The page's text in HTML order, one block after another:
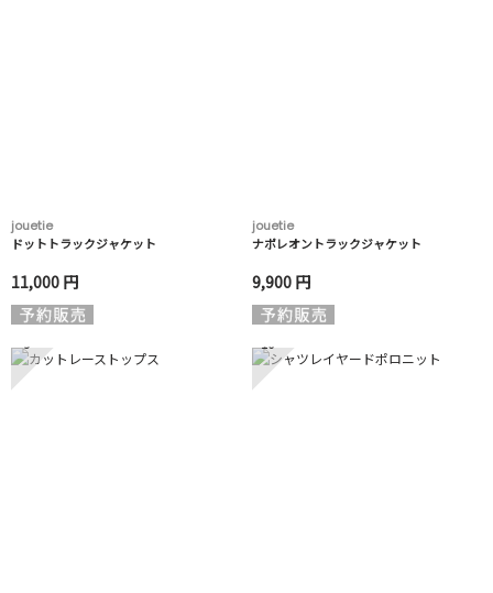
jouetie
ドットトラックジャケット
11,000 円
jouetie
ナポレオントラックジャケット
9,900 円
9 10